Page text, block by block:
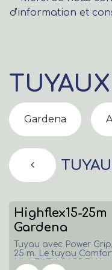
d'information et
TUYAUX
Gardena
Highflex15-25m
Gardena
Tuyau avec Power Grip,
25 m. Le tuyau
HighFLEX GARDENA